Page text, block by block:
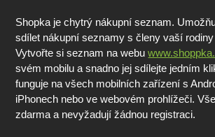
Shopka je chytrý nákupní seznam.
sdílet nákupní seznamy s členy vaší
Vytvořte si seznam na webu
svém mobilu a snadno jej sdílejte jedním
funguje na všech mobilních zařízení s
iPhonech nebo ve webovém prohlížeči.
zdarma a nevyžadují žádnou registraci.